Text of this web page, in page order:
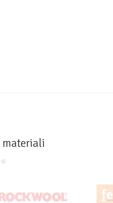
materiali